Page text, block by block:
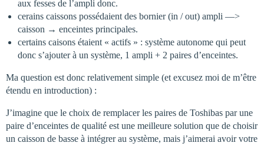
aux fesses de l’ampli donc.
cerains caissons possédaient des bornier (in / out) ampli —>
caisson → enceintes principales.
certains caisons étaient « actifs » : système autonome qui peut
donc s’ajouter à un système, 1 ampli + 2 paires d’enceintes.
Ma question est donc relativement simple (et excusez moi de m’être
étendu en introduction) :
J’imagine que le choix de remplacer les paires de Toshibas par une
paire d’enceintes de qualité est une meilleure solution que de choisir
un caisson de basse à intégrer au système, mais j’aimerai avoir votre